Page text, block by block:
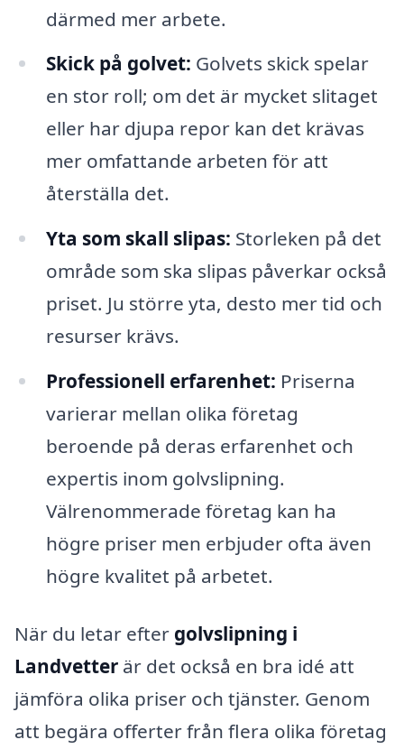
därmed mer arbete.
Skick på golvet: Golvets skick spelar
en stor roll; om det är mycket slitaget
eller har djupa repor kan det krävas
mer omfattande arbeten för att
återställa det.
Yta som skall slipas: Storleken på det
område som ska slipas påverkar också
priset. Ju större yta, desto mer tid och
resurser krävs.
Professionell erfarenhet: Priserna
varierar mellan olika företag
beroende på deras erfarenhet och
expertis inom golvslipning.
Välrenommerade företag kan ha
högre priser men erbjuder ofta även
högre kvalitet på arbetet.
När du letar efter golvslipning i
Landvetter är det också en bra idé att
jämföra olika priser och tjänster. Genom
att begära offerter från flera olika företag